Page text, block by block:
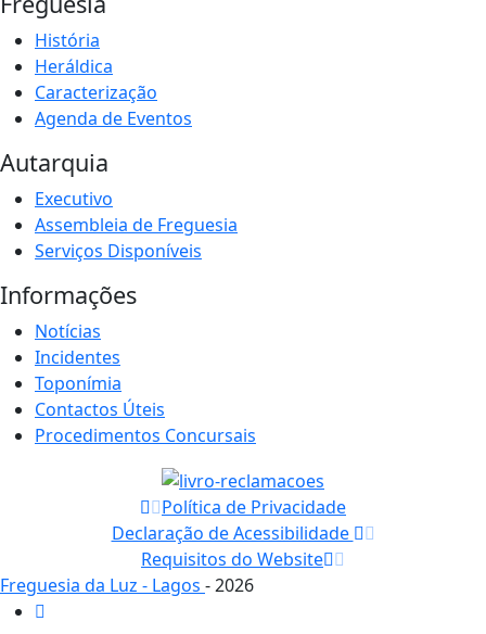
História
Heráldica
Caracterização
Agenda de Eventos
Autarquia
Executivo
Assembleia de Freguesia
Serviços Disponíveis
Informações
Notícias
Incidentes
Toponímia
Contactos Úteis
Procedimentos Concursais
Política de Privacidade
Declaração de Acessibilidade
Requisitos do Website
Freguesia da Luz - Lagos - 2026